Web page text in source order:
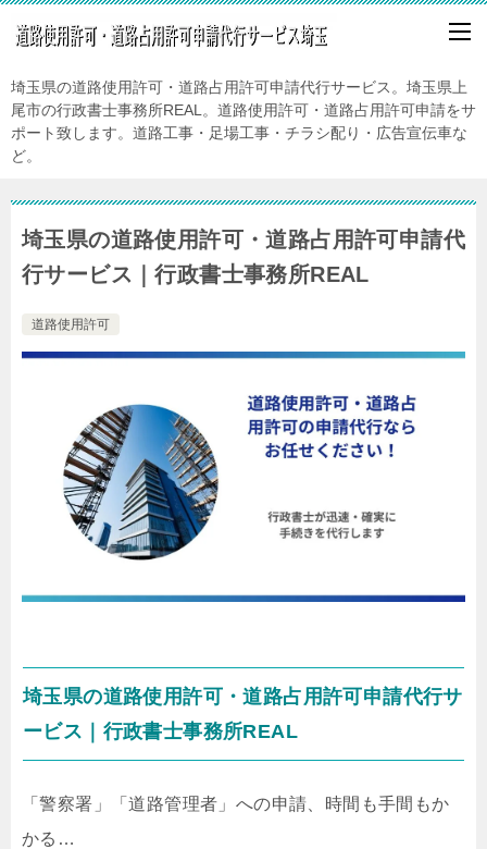
埼玉県の道路使用許可・道路占用許可申請代行サービス。埼玉県上
尾市の行政書士事務所REAL。道路使用許可・道路占用許可申請をサ
ポート致します。道路工事・足場工事・チラシ配り・広告宣伝車な
ど。
埼玉県の道路使用許可・道路占用許可申請代
行サービス｜行政書士事務所REAL
道路使用許可
埼玉県の道路使用許可・道路占用許可申請代行サ
ービス｜行政書士事務所REAL
「警察署」「道路管理者」への申請、時間も手間もか
かる…